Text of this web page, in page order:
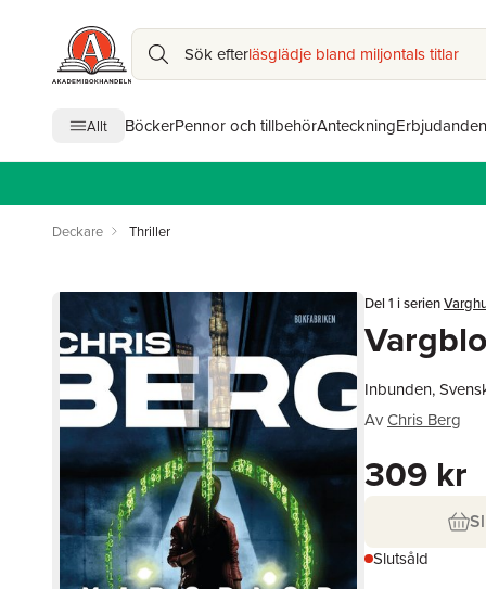
Sök efterläsglädje bland miljontals titlar
Allt BöckerPennor och tillbehörAnteckningErbjudanden
Deckare Thriller
Del 1 i serien
Inbunden,
AvChris Berg
309 kr
Slutsåld